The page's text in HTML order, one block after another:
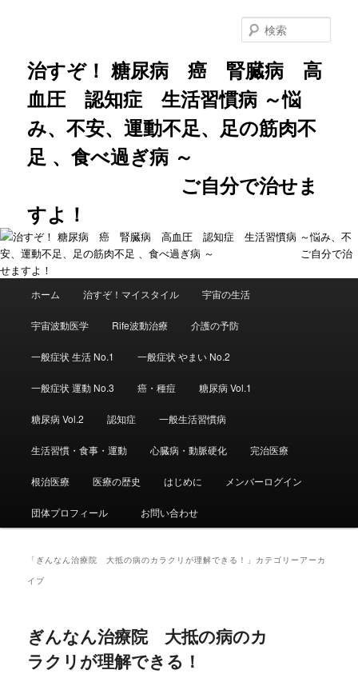
治すぞ！ 糖尿病 癌 腎臓病 高
血圧 認知症 生活習慣病 ～悩
み、不安、運動不足、足の筋肉不
足 、食べ過ぎ病 ～
ご自分で治せま
すよ！
索
ホーム 治すぞ！マイスタイル 宇宙の生活
宇宙波動医学 Rife波動治療 介護の予防
一般症状 生活 No.1 一般症状 やまい No.2
一般症状 運動 No.3 癌・種痘 糖尿病 Vol.1
糖尿病 Vol.2 認知症 一般生活習慣病
生活習慣・食事・運動 心臓病・動脈硬化 完治医療
根治医療 医療の歴史 はじめに メンバーログイン
団体プロフィール お問い合わせ
「 ぎんなん治療院 大抵の病のカラクリが理解できる！ 」カテゴリーアーカ
イブ
ぎんなん治療院 大抵の病のカ
ラクリが理解できる！